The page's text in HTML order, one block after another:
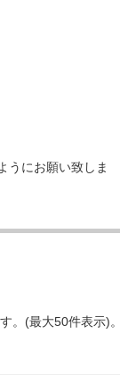
うにお願い致しま
。(最大50件表示)。